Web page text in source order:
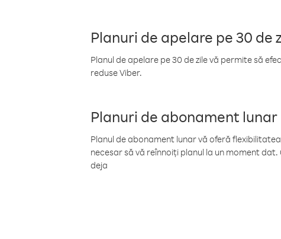
Planuri de apelare pe 30 de
Planul de apelare pe 30 de zile vă permite să
reduse Viber.
Planuri de abonament lunar
Planul de abonament lunar vă oferă
necesar să vă reînnoiți planul la un moment
deja